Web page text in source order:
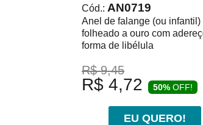
Cód.: AN0719
Anel de falange (ou infantil)
folheado a ouro com
forma de libélula
R$ 9,45
R$ 4,72 50% OFF!
EU QUERO!